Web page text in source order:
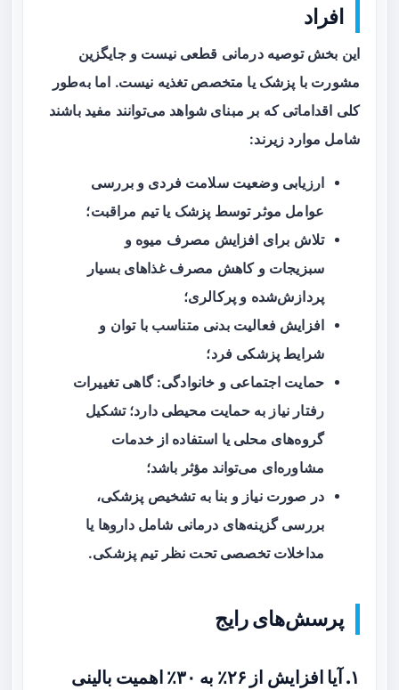
افراد
این بخش توصیه درمانی قطعی نیست و جایگزین
مشورت با پزشک یا متخصص تغذیه نیست. اما به‌طور
کلی اقداماتی که بر مبنای شواهد می‌توانند مفید باشند
شامل موارد زیرند:
ارزیابی وضعیت سلامت فردی و بررسی
عوامل موثر توسط پزشک یا تیم مراقبت؛
تلاش برای افزایش مصرف میوه و
سبزیجات و کاهش مصرف غذاهای بسیار
پردازش‌شده و پرکالری؛
افزایش فعالیت بدنی متناسب با توان و
شرایط پزشکی فرد؛
حمایت اجتماعی و خانوادگی: گاهی تغییرات
رفتار نیاز به حمایت محیطی دارد؛ تشکیل
گروه‌های محلی یا استفاده از خدمات
مشاوره‌ای می‌تواند مؤثر باشد؛
در صورت نیاز و بنا به تشخیص پزشکی،
بررسی گزینه‌های درمانی شامل داروها یا
مداخلات تخصصی تحت نظر تیم پزشکی.
پرسش‌های رایج
۱. آیا افزایش از ۲۶٪ به ۳۰٪ اهمیت بالینی